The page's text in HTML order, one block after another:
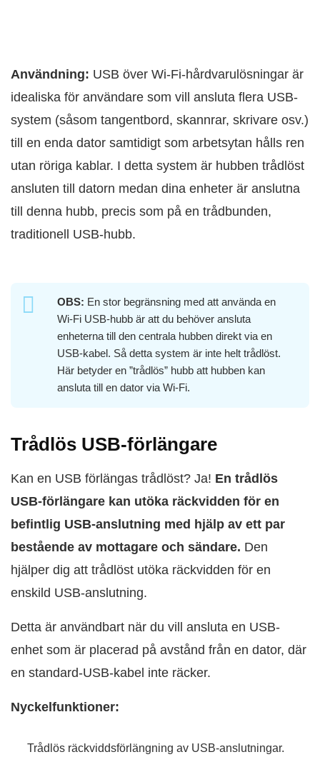
Användning: USB över Wi‑Fi-hårdvarulösningar är
idealiska för användare som vill ansluta flera USB-
system (såsom tangentbord, skannrar, skrivare osv.)
till en enda dator samtidigt som arbetsytan hålls ren
utan röriga kablar. I detta system är hubben trådlöst
ansluten till datorn medan dina enheter är anslutna
till denna hubb, precis som på en trådbunden,
traditionell USB-hubb.
OBS: En stor begränsning med att använda en
Wi‑Fi USB-hubb är att du behöver ansluta
enheterna till den centrala hubben direkt via en
USB-kabel. Så detta system är inte helt trådlöst.
Här betyder en ”trådlös” hubb att hubben kan
ansluta till en dator via Wi‑Fi.
Trådlös USB-förlängare
Kan en USB förlängas trådlöst? Ja! En trådlös
USB-förlängare kan utöka räckvidden för en
befintlig USB-anslutning med hjälp av ett par
bestående av mottagare och sändare. Den
hjälper dig att trådlöst utöka räckvidden för en
enskild USB-anslutning.
Detta är användbart när du vill ansluta en USB-
enhet som är placerad på avstånd från en dator, där
en standard-USB-kabel inte räcker.
Nyckelfunktioner:
Trådlös räckviddsförlängning av USB-anslutningar.